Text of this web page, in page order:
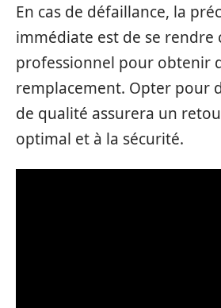
En cas de défaillance, la
immédiate est de se rendre
professionnel pour obtenir
remplacement. Opter pour
de qualité assurera un
optimal et à la sécurité.